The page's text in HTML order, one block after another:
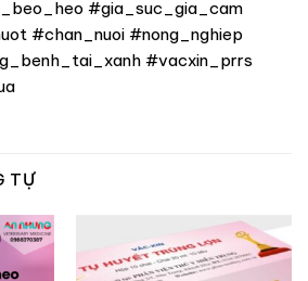
#gia_suc_gia_cam
#chan_nuoi #nong_nghiep
#vacxin_prrs
TỰ